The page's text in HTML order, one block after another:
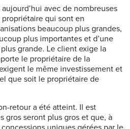
avec de nombreuses
qui sont en
beaucoup plus grandes,
plus importantes et d’une
grande. Le client exige la
le propriétaire de la
le même investissement et
que soit le propriétaire de
retour a été atteint. Il est
gros seront plus gros et que, à